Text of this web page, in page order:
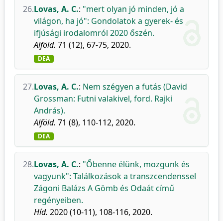
26.Lovas, A. C.: "mert olyan jó minden, jó a
világon, ha jó": Gondolatok a gyerek- és
ifjúsági irodalomról 2020 őszén.
Alföld. 71 (12), 67-75, 2020.
DEA
27.Lovas, A. C.: Nem szégyen a futás (David
Grossman: Futni valakivel, ford. Rajki
András).
Alföld. 71 (8), 110-112, 2020.
DEA
28.Lovas, A. C.: "Őbenne élünk, mozgunk és
vagyunk": Találkozások a transzcendenssel
Zágoni Balázs A Gömb és Odaát című
regényeiben.
Híd. 2020 (10-11), 108-116, 2020.